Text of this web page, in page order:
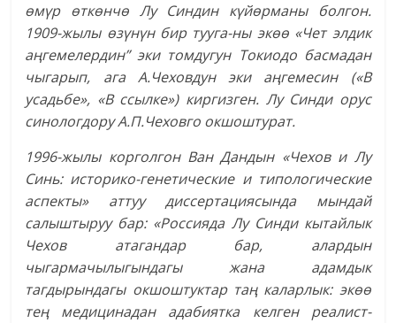
өмүр өткөнчө Лу Синдин күйөрманы болгон.
1909-жылы өзүнүн бир тууга-ны экөө «Чет элдик
аңгемелердин” эки томдугун Токиодо басмадан
чыгарып, ага А.Чеховдун эки аңгемесин («В
усадьбе», «В ссылке») киргизген. Лу Синди орус
синологдору А.П.Чеховго окшоштурат.
1996-жылы корголгон Ван Дандын «Чехов и Лу
Синь: историко-генетические и типологические
аспекты» аттуу диссертациясында мындай
салыштыруу бар: «Россияда Лу Синди кытайлык
Чехов атагандар бар, алардын
чыгармачылыгындагы жана адамдык
тагдырындагы окшоштуктар таң каларлык: экөө
тең медицинадан адабиятка келген реалист-